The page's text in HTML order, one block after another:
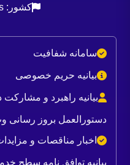
کشور: United States
سامانه شفافیت
بیانیه حریم خصوصی
بیانیه راهبرد و مشارکت
دستورالعمل بروز رسانی وب
اخبار مناقصات و مزایدات
بیانیه توافق نامه سطح خدمات